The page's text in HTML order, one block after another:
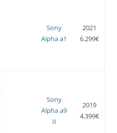
Sony
Alpha a1
2021
6.299€
Sony
Alpha a9
II
2019
4.399€